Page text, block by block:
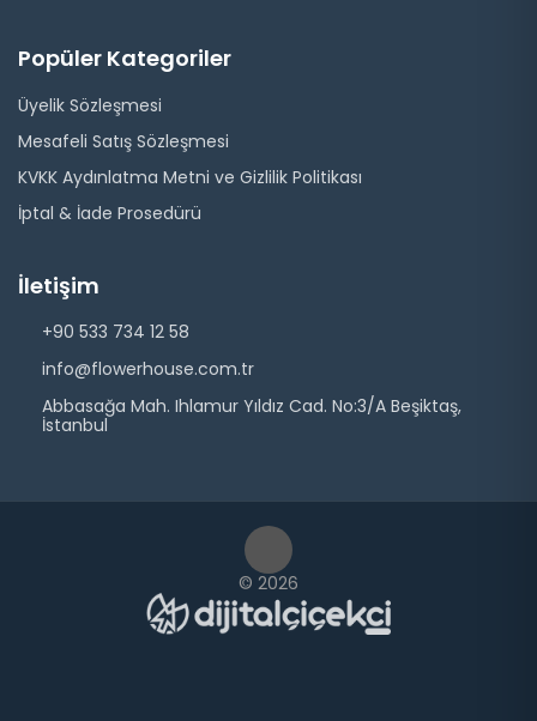
Popüler Kategoriler
Üyelik Sözleşmesi
Mesafeli Satış Sözleşmesi
KVKK Aydınlatma Metni ve Gizlilik Politikası
İptal & İade Prosedürü
İletişim
+90 533 734 12 58
info@flowerhouse.com.tr
Abbasağa Mah. Ihlamur Yıldız Cad. No:3/A Beşiktaş,
İstanbul
© 2026